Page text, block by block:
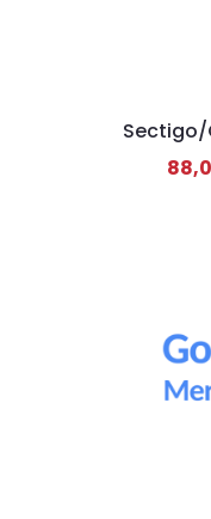
Sectigo/